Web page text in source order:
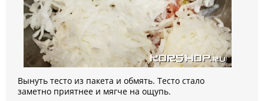
Вынуть тесто из пакета и обмять. Тесто стало
заметно приятнее и мягче на ощупь.